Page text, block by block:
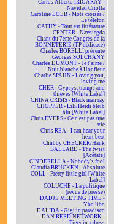
Carlos Alberto IRIGARAY -
Navidad Criolla
Caroline LOEB - Mots croisés /
Le téléfon
CATHY - Tout est littérature
CENTER - Navsiegda
Chant du 7ème Congrès de la
BONNETERIE (TP dédicacé)
Charles BORELLI présente
Georges SOLCHANY
Charles DUMONT - Je t'aime /
Nuit blanche à Honfleur
Charlie SPAHN - Loving you,
loving me
CHER - Gypsys, tramps and
thieves [White Label]
CHINA CRISIS - Black man ray
CHOPPER - Lili/Heidi bleib
blu [White Label]
Chris EVERS - Ce n'est pas une
vie
Chris REA - I can hear your
heart beat
Chubby CHECKER/Hank
BALLARD - The twist
[Acétate]
CINDERELLA - Nobody's fool
Claudia BRÜCKEN - Absolute
COLL - Pretty little girl [White
Label]
COLUCHE - La politique
(revue de presse)
DADJE MEETING TIME -
Ybo libo
DALIDA - Gigi in paradisco
DAN REED NETWORK -
Tiger in a dress